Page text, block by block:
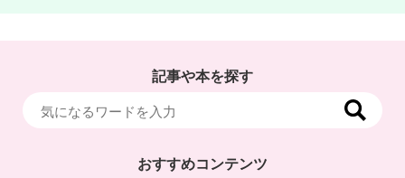
記事や本を探す
おすすめコンテンツ